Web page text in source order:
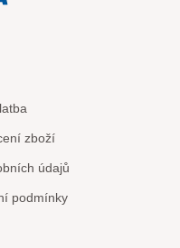
zboží
údajů
podmínky